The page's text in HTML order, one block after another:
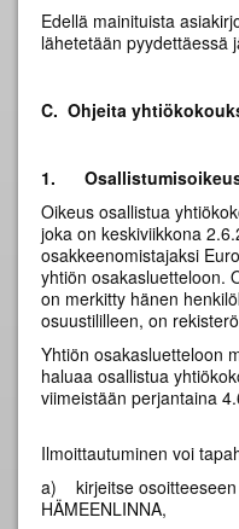
Edellä mainituista
lähetetään pyydettäessä
C. Ohjeita
1.
Oikeus osallistua
joka on keskiviikkona
osakkeenomistajaksi
yhtiön osakasluetteloon.
on merkitty hänen
osuustililleen, on
Yhtiön osakasluetteloon
haluaa osallistua
viimeistään perjantaina
Ilmoittautuminen voi
a) kirjeitse osoitteeseen
HÄMEENLINNA,